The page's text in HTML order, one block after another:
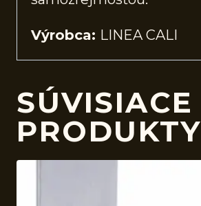
Výrobca: LINEA CALI
SÚVISIACE
PRODUKTY